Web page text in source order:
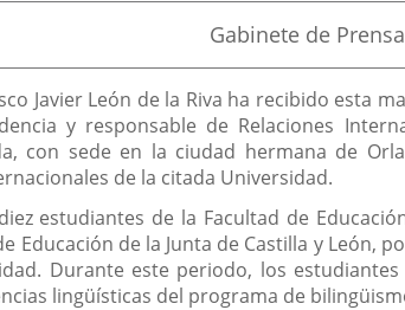
Fuente
la
noticia
Gabinete de Prensa
Javier León de la Riva ha recibido esta
y responsable de Relaciones
con sede en la ciudad hermana de
de la citada Universidad.
estudiantes de la Facultad de
Educación de la Junta de Castilla y León,
Durante este periodo, los
lingüísticas del programa de